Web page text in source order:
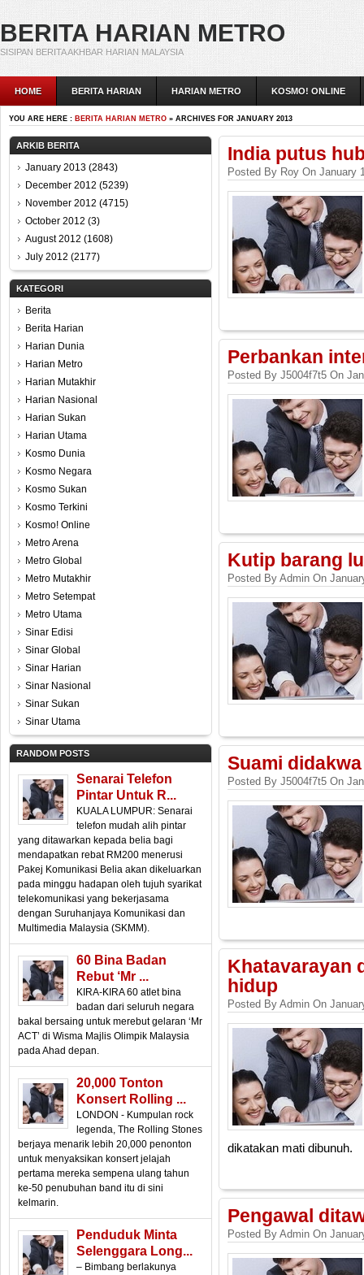
BERITA HARIAN METRO
SISIPAN BERITA AKHBAR HARIAN MALAYSIA
HOME BERITA HARIAN HARIAN METRO KOSMO! ONLINE
YOU ARE HERE : BERITA HARIAN METRO » ARCHIVES FOR JANUARY 2013
ARKIB BERITA
January 2013 (2843)
December 2012 (5239)
November 2012 (4715)
October 2012 (3)
August 2012 (1608)
July 2012 (2177)
KATEGORI
Berita
Berita Harian
Harian Dunia
Harian Metro
Harian Mutakhir
Harian Nasional
Harian Sukan
Harian Utama
Kosmo Dunia
Kosmo Negara
Kosmo Sukan
Kosmo Terkini
Kosmo! Online
Metro Arena
Metro Global
Metro Mutakhir
Metro Setempat
Metro Utama
Sinar Edisi
Sinar Global
Sinar Harian
Sinar Nasional
Sinar Sukan
Sinar Utama
RANDOM POSTS
Senarai Telefon
Pintar Untuk R...
KUALA LUMPUR: Senarai
telefon mudah alih pintar
yang ditawarkan kepada belia bagi
mendapatkan rebat RM200 menerusi
Pakej Komunikasi Belia akan dikeluarkan
pada minggu hadapan oleh tujuh syarikat
telekomunikasi yang bekerjasama
dengan Suruhanjaya Komunikasi dan
Multimedia Malaysia (SKMM).
60 Bina Badan
Rebut ‘Mr ...
KIRA-KIRA 60 atlet bina
badan dari seluruh negara
bakal bersaing untuk merebut gelaran ‘Mr
ACT’ di Wisma Majlis Olimpik Malaysia
pada Ahad depan.
20,000 Tonton
Konsert Rolling ...
LONDON - Kumpulan rock
legenda, The Rolling Stones
berjaya menarik lebih 20,000 penonton
untuk menyaksikan konsert jelajah
pertama mereka sempena ulang tahun
ke-50 penubuhan band itu di sini
kelmarin.
Penduduk Minta
Selenggara Long...
– Bimbang berlakunya
India putus
Posted By Roy On January
Perbankan
Posted By J5004f7t5 On
Kutip barang
Posted By Admin On
Suami
Posted By J5004f7t5 On
Khatavarayan
hidup
Posted By Admin On
dikatakan mati dibunuh.
Pengawal
Posted By Admin On